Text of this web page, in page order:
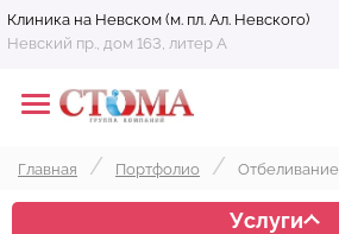
Клиника на Невском (м. пл. Ал. Невского)
Невский пр., дом 163, литер А
Главная Портфолио
Услуги